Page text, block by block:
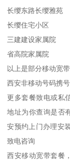
长缨东路长缨雅苑
长缨住宅小区
三建建设家属院
省高院家属院
以上是部分移动宽
西安非移动号码携
更多套餐致电或私
地址为你查询是否
安预约上门办理安
致电咨询
西安移动宽带套餐